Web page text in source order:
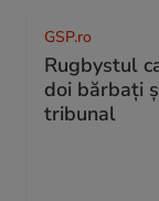
GSP.ro
Rugbystul
doi bărbați
tribunal